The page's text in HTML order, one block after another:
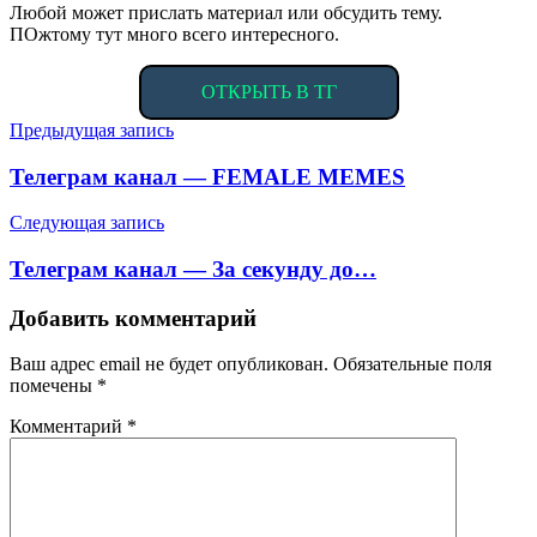
Любой может прислать материал или обсудить тему.
ПОжтому тут много всего интересного.
ОТКРЫТЬ В ТГ
Навигация
по
записям
Предыдущая запись
Телеграм канал — FEMALE MEMES
Следующая запись
Телеграм канал — За секунду до…
Добавить комментарий
Ваш адрес email не будет опубликован. Обязательные поля
помечены *
Комментарий *